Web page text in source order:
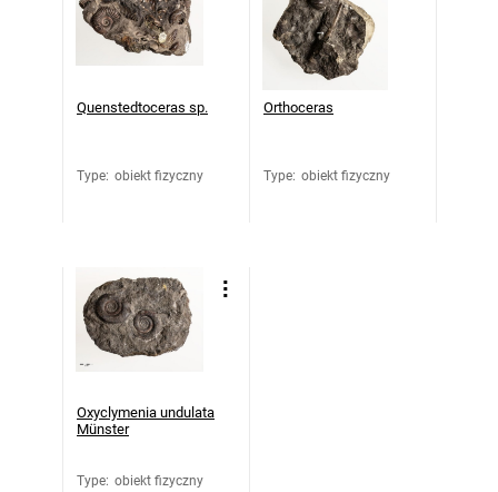
Quenstedtoceras sp.
Type: obiekt fizyczny
Orthoceras
Type: obiekt fizyczny
Oxyclymenia undulata
Münster
Type: obiekt fizyczny